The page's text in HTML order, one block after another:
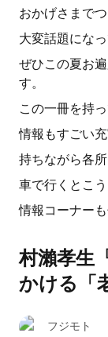
おかげさまで
大変話題にな
ぜひこの夏お
す。
この一冊を持っ
情報もすごい充
持ちながら各
車で行くとこ
情報コーナー
村瀨孝生
かける「
フジモト